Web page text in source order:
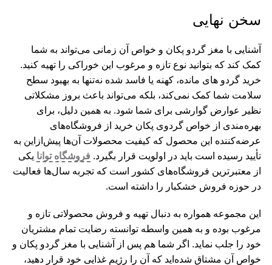
سخن نهایی
آشنایی با مغز گردو پکان و خواص آن زمانی می‌تواند به شما
کمک کند که بتوانید نوع تازه و مرغوب این خوراکی را تهیه کنید.
خرید گردو های مانده، کهنه یا فاسد شده نه‌تنها به بهبود سطح
سلامت شما کمک نمی‌کند، بلکه می‌تواند باعث بروز مشکلاتی
نظیر عوارض گوارشی برای شما شود. به همین دلیل، برای
بهره‌مندی از خواص گردوی پکان خرید از فروشگاه‌های
عرضه‌کننده این محصول که کیفیت محصولات آن‌ها پیش‌ازاین به
تأیید رسیده است باید در اولویت قرار بگیرد. فروشگاه توانا یکی
از معتبرترین فروشگاه‌های کشور است که تجربه سال‌ها فعالیت
در حوزه فروش خشکبار را داشته است.
این مجموعه همواره به دنبال تهیه و فروش محصولاتی تازه و
مرغوب بوده و به همین واسطه توانسته رضایت تمام مشتریان
خود را جلب نماید. اگر شما هم پس از آشنایی با مغز گردو پکان و
خواص آن مشتاق شده‌اید که آن را رژیم غذایی خود قرار دهید،